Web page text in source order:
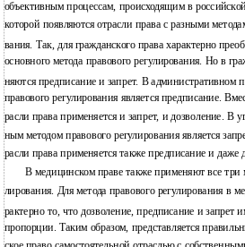
объективным процессам, происходящим в
которой появляются отрасли права с разными
вания. Так, для гражданского права характерно
основного метода правового регулирования. Но в
няются предписание и запрет. В административном
правового регулирования является предписание.
расли права применяется и запрет, и дозволение. В
ным методом правового регулирования является
расли права применяется также предписание и даже
В медицинском праве также применяют все три
лирования. Для метода правового регулирования в
рактерно то, что дозволение, предписание и запрет
пропорции. Таким образом, представляется